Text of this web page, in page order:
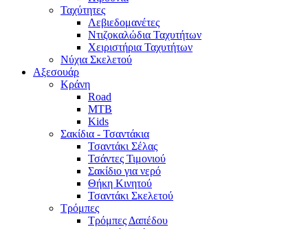
Ταχύτητες
Λεβιεδομανέτες
Ντιζοκαλώδια Ταχυτήτων
Χειριστήρια Ταχυτήτων
Νύχια Σκελετού
Αξεσουάρ
Κράνη
Road
MTB
Kids
Σακίδια - Τσαντάκια
Τσαντάκι Σέλας
Τσάντες Τιμονιού
Σακίδιο για νερό
Θήκη Κινητού
Τσαντάκι Σκελετού
Τρόμπες
Τρόμπες Δαπέδου